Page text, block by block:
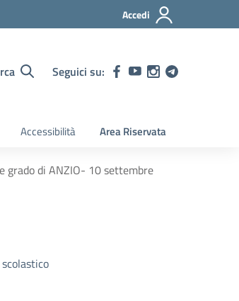
Accedi
Seguici su:
Accessibilità Area Riservata
grado di ANZIO- 10 settembre